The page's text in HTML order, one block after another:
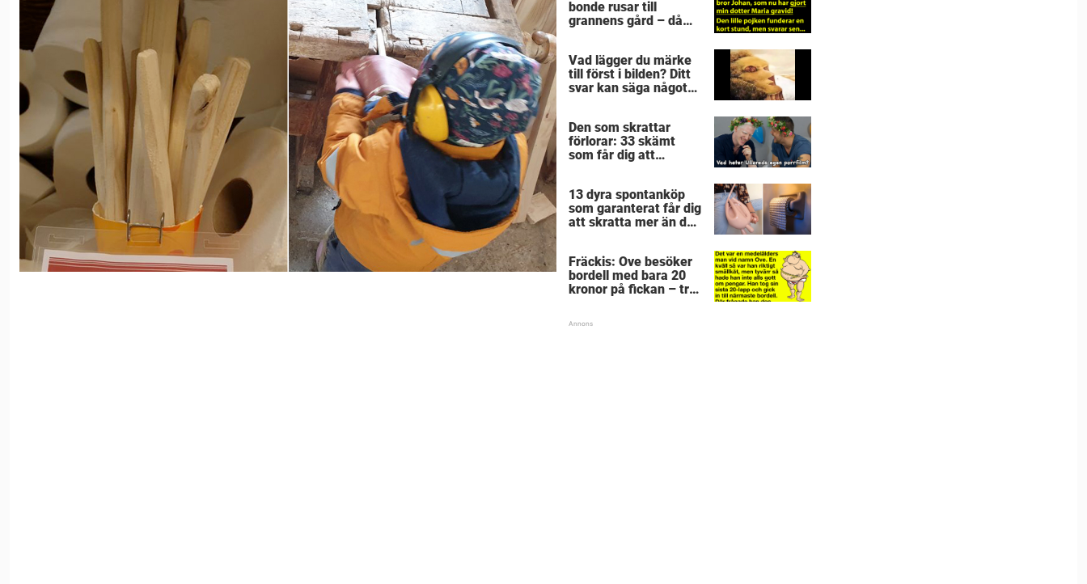
bonde rusar till
grannens gård – då
mållös
Vad lägger du märke
till först i bilden? Ditt
svar kan säga något
Den som skrattar
förlorar: 33 skämt
som får dig att
13 dyra spontanköp
som garanterat får dig
att skratta mer än du
Fräckis: Ove besöker
bordell med bara 20
kronor på fickan – tre